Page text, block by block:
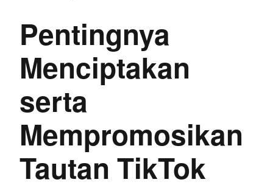
Pentingnya
Menciptakan
serta
Mempromosikan
Tautan TikTok